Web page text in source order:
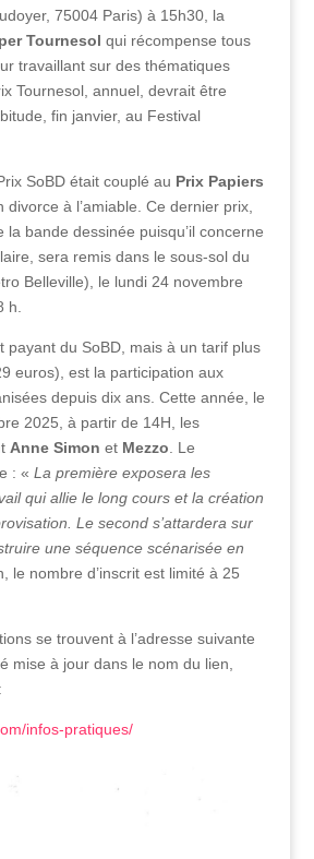
75004 Paris) à 15h30, la
Tournesol qui récompense tous
travaillant sur des thématiques
Tournesol, annuel, devrait être
fin janvier, au Festival
SoBD était couplé au Prix Papiers
divorce à l’amiable. Ce dernier prix,
la bande dessinée puisqu’il concerne
sera remis dans le sous-sol du
Belleville), le lundi 24 novembre
h.
payant du SoBD, mais à un tarif plus
euros), est la participation aux
depuis dix ans. Cette année, le
2025, à partir de 14H, les
Anne Simon etMezzo . Le
: « La première exposera les
qui allie le long cours et la création
Le second s’attardera sur
une séquence scénarisée en
le nombre d’inscrit est limité à 25
se trouvent à l’adresse suivante
mise à jour dans le nom du lien,
infos-pratiques/